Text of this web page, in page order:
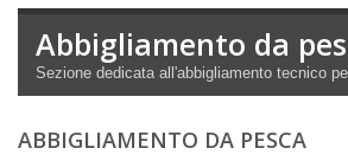
Abbigliamento da
Sezione dedicata all'abbigliamento tecnico
ABBIGLIAMENTO DA PESCA